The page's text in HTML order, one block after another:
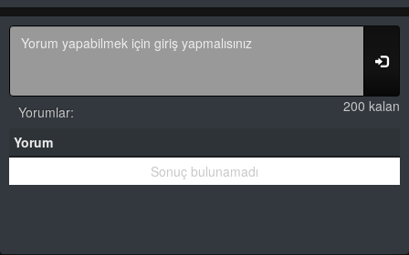
200 kalan
Yorumlar:
Yorum
Sonuç bulunamadı